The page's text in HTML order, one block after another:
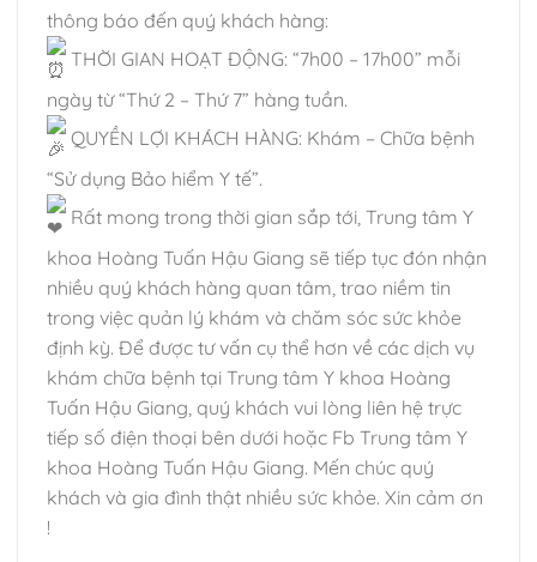
thông báo đến quý khách hàng:
THỜI GIAN HOẠT ĐỘNG: “7h00 – 17h00” mỗi
ngày từ “Thứ 2 – Thứ 7” hàng tuần.
QUYỀN LỢI KHÁCH HÀNG: Khám – Chữa bệnh
“Sử dụng Bảo hiểm Y tế”.
Rất mong trong thời gian sắp tới, Trung tâm Y
khoa Hoàng Tuấn Hậu Giang sẽ tiếp tục đón nhận
nhiều quý khách hàng quan tâm, trao niềm tin
trong việc quản lý khám và chăm sóc sức khỏe
định kỳ. Để được tư vấn cụ thể hơn về các dịch vụ
khám chữa bệnh tại Trung tâm Y khoa Hoàng
Tuấn Hậu Giang, quý khách vui lòng liên hệ trực
tiếp số điện thoại bên dưới hoặc Fb Trung tâm Y
khoa Hoàng Tuấn Hậu Giang. Mến chúc quý
khách và gia đình thật nhiều sức khỏe. Xin cảm ơn
!